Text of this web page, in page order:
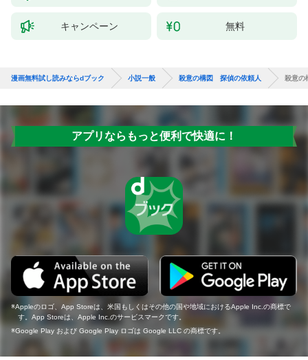
キャンペーン 無料
漫画無料試し読みならdブック 小説一般 殺意の構図 探偵の依頼人 殺意の
アプリならもっと便利で快適に！
Appleのロゴ、App Storeは、米国もしくはその他の国や地域におけるApple Inc.の商標で
す。App Storeは、Apple Inc.のサービスマークです。
Google Play および Google Play ロゴは Google LLC の商標です。